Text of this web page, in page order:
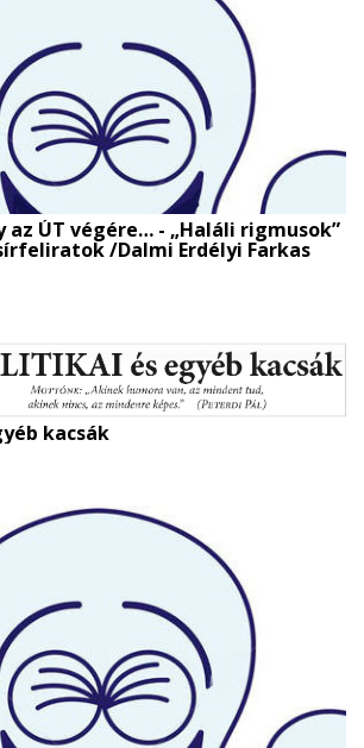
az ÚT végére… - „Haláli rigmusok”
/Dalmi Erdélyi Farkas
kacsák